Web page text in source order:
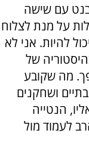
עם שישה
או גרוע יותר, מחפש 1600 קולות על מנת לצלוח
להיות. אני לא
של
מה שקובע
ושחקנים
הנטייה
לעמוד מול